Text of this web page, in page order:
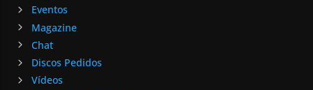
Eventos
Magazine
Chat
Discos Pedidos
Vídeos